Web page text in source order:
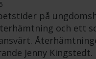
på
och ett
Jenny Kingstedt.